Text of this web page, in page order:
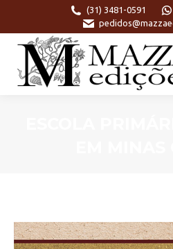
(31) 3481-0591